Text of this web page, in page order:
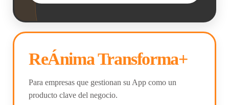
ReÁnima Transforma+
Para empresas que gestionan su App como un
producto clave del negocio.